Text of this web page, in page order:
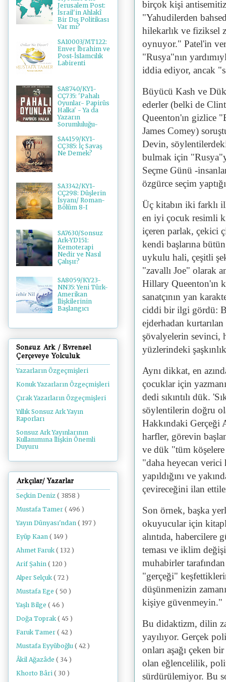
birçok kişi
"Yahudilerden
hilekarlık ve fiziksel
oynuyor." Patel'in
"Rusya"nın
iddia ediyor, ancak
Büyücü Kash ve
ederler (belki de
Queenton'ın gizlice
James Comey)
Devin,
bulmak için
Seçme Günü -
özgürce seçim
Üç kitabın iki farklı
en iyi çocuk resimli
içeren parlak, çekici
kendi başlarına
uykulu hali, çeşitli
"zavallı Joe" olarak
Hillary Queenton'ın
sanatçının yan
ciddi bir ilgi gördü:
ejderhadan
şövalyelerin sevinci,
yüzlerindeki
Aynı dikkat, en
çocuklar için
dedi sıkıntılı dük.
söylentilerin doğru
Hakkındaki Gerçeği
harfler, görevin
ve dük "tüm
"daha heyecan verici
yapıldığını ve
çevireceğini ilan
Son örnek, başka
okuyucular için
alıntıda, habercilere
teması ve iklim
muhabirler
"gerçeği"
düşünmenizin
kişiye güvenmeyin."
Bu didaktizm, dilin
yayılıyor. Gerçek
onları aşağı çeken
olan eğlencelilik,
sürdürülemiyor. Bu
Jerusalem Post:
İsrail'in Ahlakî
Bir Dış Politikası
Var mı?
SA10003/MT122:
Enver İbrahim ve
Post-İslamcılık
Labirenti
SA8740/KY1-
CÇ735: 'Pahalı
Oyunlar- Papirüs
Halka' - Ya da
Yazarın
Sorumluluğu-
SA4159/KY1-
CÇ385: İç Savaş
Ne Demek?
SA3342/KY1-
CÇ298: Düşlerin
İsyanı/ Roman-
Bölüm 8-I
SA7630/Sonsuz
Ark-YD151:
Kemoterapi
Nedir ve Nasıl
Çalışır?
SA8059/KY23-
NN35: Yeni Türk-
Amerikan
İlişkilerinin
Başlangıcı
Sonsuz Ark / Evrensel
Çerçeveye Yolculuk
Yazarların Özgeçmişleri
Konuk Yazarların Özgeçmişleri
Çırak Yazarların Özgeçmişleri
Yıllık Sonsuz Ark Yayın
Raporları
Sonsuz Ark Yayınlarının
Kullanımına İlişkin Önemli
Duyuru
Arkçılar/ Yazarlar
Seçkin Deniz ( 3858 )
Mustafa Tamer ( 496 )
Yayın Dünyası'ndan ( 197 )
Eyüp Kaan ( 149 )
Ahmet Faruk ( 132 )
Arif Şahin ( 120 )
Alper Selçuk ( 72 )
Mustafa Ege ( 50 )
Yaşlı Bilge ( 46 )
Doğa Toprak ( 45 )
Faruk Tamer ( 42 )
Mustafa Eyyüboğlu ( 42 )
Âkil Ağazâde ( 34 )
Khorto Bâri ( 30 )